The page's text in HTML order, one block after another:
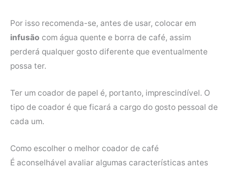
Por isso recomenda-se, antes de usar, colocar em
infusão com água quente e borra de café, assim
perderá qualquer gosto diferente que eventualmente
possa ter.
Ter um coador de papel é, portanto, imprescindível. O
tipo de coador é que ficará a cargo do gosto pessoal de
cada um.
Como escolher o melhor coador de café
É aconselhável avaliar algumas características antes